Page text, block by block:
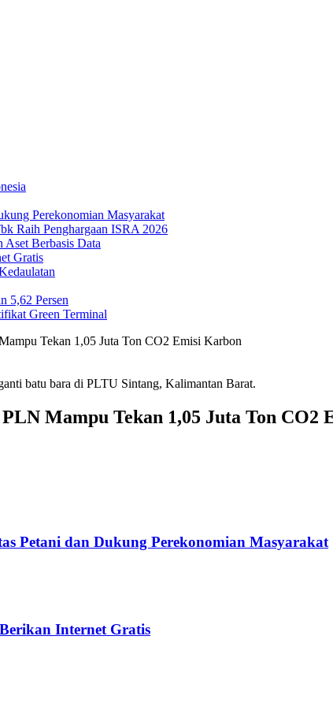
Perekonomian Masyarakat
Raih Penghargaan ISRA 2026
Berbasis Data
Gratis
5,62 Persen
Green Terminal
Tekan 1,05 Juta Ton CO2 Emisi Karbon
batu bara di PLTU Sintang, Kalimantan Barat.
Mampu Tekan 1,05 Juta Ton CO2
Petani dan Dukung Perekonomian Masyarakat
Internet Gratis